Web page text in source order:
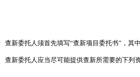
查新委托人须首先填写“查新项目委托书”，其
查新委托人应当尽可能提供查新所需要的下列